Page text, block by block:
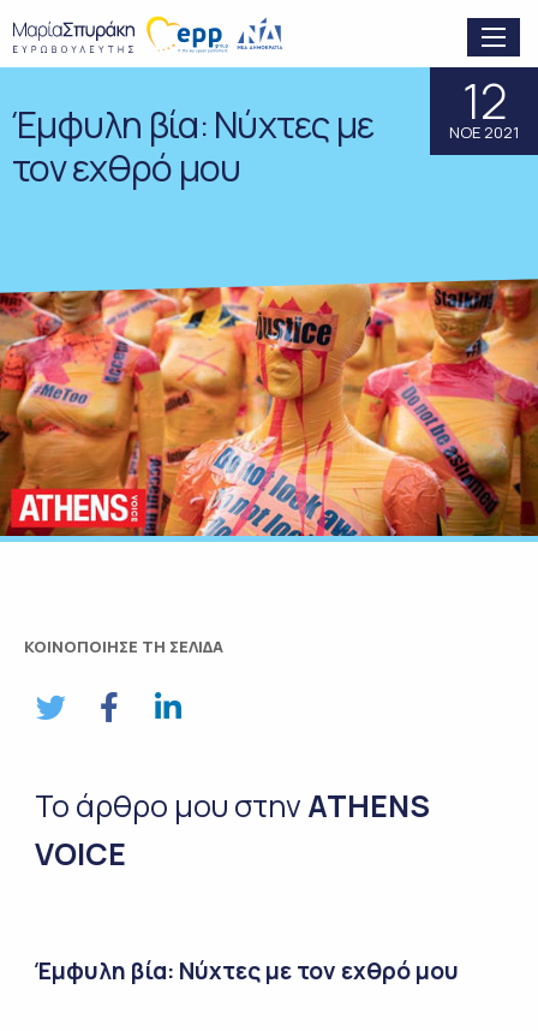
Έμφυλη βία: Νύχτες με
τον εχθρό μου
12
ΝΟΕ 2021
Το άρθρο μου στην ΑΤΗΕΝS
VOICE
Έμφυλη βία: Νύχτες με τον εχθρό μου
ΚΟΙΝΟΠΟΙΗΣΕ ΤΗ ΣΕΛΙΔΑ